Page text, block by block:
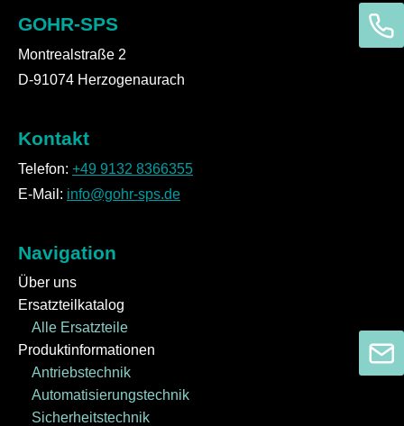
GOHR-SPS
Montrealstraße 2
D-91074 Herzogenaurach
Kontakt
Telefon: +49 9132 8366355
E-Mail: info@gohr-sps.de
Navigation
Über uns
Ersatzteilkatalog
Alle Ersatzteile
Produktinformationen
Antriebstechnik
Automatisierungstechnik
Sicherheitstechnik